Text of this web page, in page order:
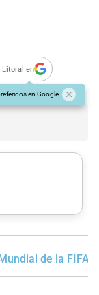
Litoral en
en Google
de la FIFA